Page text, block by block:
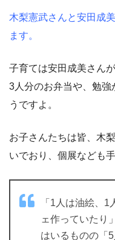
木梨憲武さんと安田成
ます。
子育ては安田成美さん
3人分のお弁当や、勉
うですよ。
お子さんたちは皆、木
いでおり、個展なども
「1人は油絵、
ェ作っていたり
はいるものの「